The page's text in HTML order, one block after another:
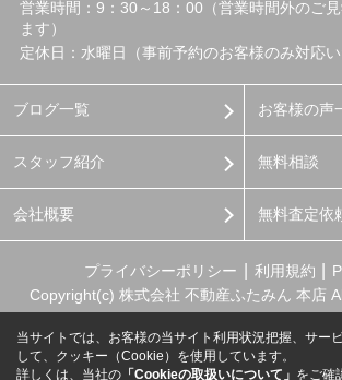
営業時間：9：30～18：00（営業時間外のご
ます）
定休日：水曜日（事前予約のお客様のみ対応い
ブログ一覧
スタッフ紹介
会社概要
お客様の声
無料相談
無料査定依
プライバシーポリシー 利用規約
Copyright(c) 株式会社 不動産ふたみん 本店
当サイトでは、お客様の当サイト利用状況把握、サー
して、クッキー（Cookie）を使用しています。
詳しくは、当社の 「Cookieの取扱いについて」 をご確